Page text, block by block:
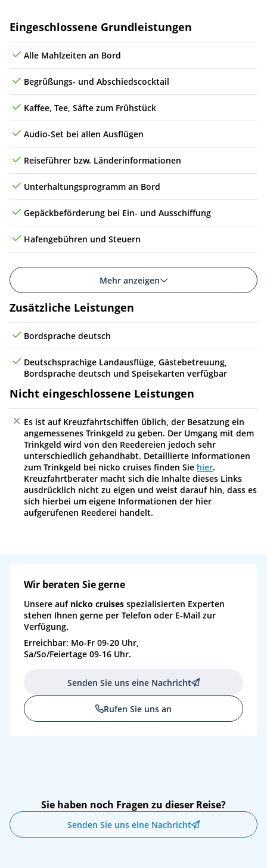
09.09.26 Novi Sad, Serbien
Do 10.09.26 Aljmaš, Kroatien 07:00 12:30
Fr 11.09.26 Budapest, Ungarn 07:00 20:45
Sa 12.09.26 Bratislava, Slowakei 13:45 19:00
So 13.09.26 Ybbs, Österreich 13:30 16:30
Mo 14.09.26 Passau, Deutschland 09:00
Leistungen
Eingeschlossene Grundleistungen
Alle Mahlzeiten an Bord
Begrüßungs- und Abschiedscocktail
Kaffee, Tee, Säfte zum Frühstück
Audio-Set bei allen Ausflügen
Reiseführer bzw. Länderinformationen
Unterhaltungsprogramm an Bord
Gepäckbeförderung bei Ein- und Ausschiffung
Hafengebühren und Steuern
Mehr anzeigen
Zusätzliche Leistungen
Bordsprache deutsch
Deutschsprachige Landausflüge, Gästebetreuung,
Bordsprache deutsch und Speisekarten verfügbar
Nicht eingeschlossene Leistungen
Es ist auf Kreuzfahrtschiffen üblich, der Besatzung ein
angemessenes Trinkgeld zu geben. Der Umgang mit dem
Trinkgeld wird von den Reedereien jedoch sehr
unterschiedlich gehandhabt. Detaillierte Informationen
zum Trinkgeld bei nicko cruises finden Sie hier.
Kreuzfahrtberater macht sich die Inhalte dieses Links
ausdrücklich nicht zu eigen und weist darauf hin, dass es
sich hierbei um eigene Informationen der hier
aufgerufenen Reederei handelt.
Wir beraten Sie gerne
Unsere auf nicko cruises spezialisierten Experten
stehen Ihnen gerne per Telefon oder E-Mail zur
Verfügung.
Erreichbar: Mo-Fr 09-20 Uhr,
Sa/So/Feiertage 09-16 Uhr.
Senden Sie uns eine Nachricht
Rufen Sie uns an
Sie haben noch Fragen zu dieser Reise?
Senden Sie uns eine Nachricht